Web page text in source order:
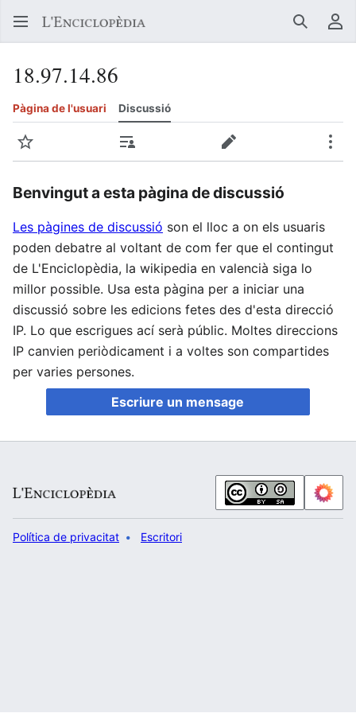
Buscar
18.97.14.86
Pàgina de l'usuari Discussió
Vigilar Contribucions Crear Més
Benvingut a esta pàgina de discussió
Les pàgines de discussió son el lloc a on els usuaris
poden debatre al voltant de com fer que el contingut
de L'Enciclopèdia, la wikipedia en valencià siga lo
millor possible. Usa esta pàgina per a iniciar una
discussió sobre les edicions fetes des d'esta direcció
IP. Lo que escrigues ací serà públic. Moltes direccions
IP canvien periòdicament i a voltes son compartides
per varies persones.
Escriure un mensage
Política de privacitat Escritori